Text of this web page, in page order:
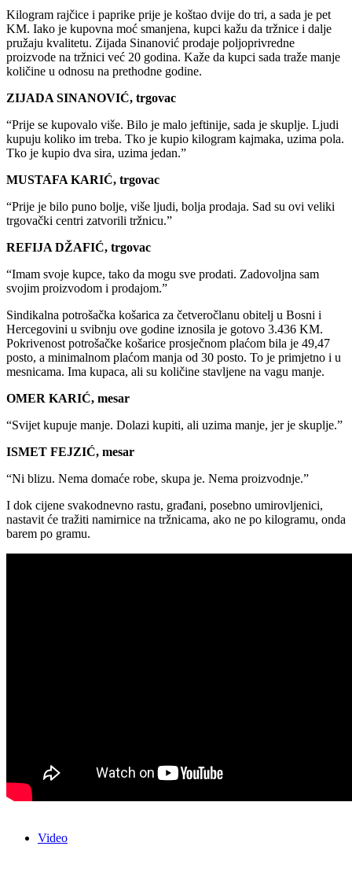
Kilogram rajčice i paprike prije je koštao dvije do tri, a sada je pet
KM. Iako je kupovna moć smanjena, kupci kažu da tržnice i dalje
pružaju kvalitetu. Zijada Sinanović prodaje poljoprivredne
proizvode na tržnici već 20 godina. Kaže da kupci sada traže manje
količine u odnosu na prethodne godine.
ZIJADA SINANOVIĆ, trgovac
“Prije se kupovalo više. Bilo je malo jeftinije, sada je skuplje. Ljudi
kupuju koliko im treba. Tko je kupio kilogram kajmaka, uzima pola.
Tko je kupio dva sira, uzima jedan.”
MUSTAFA KARIĆ, trgovac
“Prije je bilo puno bolje, više ljudi, bolja prodaja. Sad su ovi veliki
trgovački centri zatvorili tržnicu.”
REFIJA DŽAFIĆ, trgovac
“Imam svoje kupce, tako da mogu sve prodati. Zadovoljna sam
svojim proizvodom i prodajom.”
Sindikalna potrošačka košarica za četveročlanu obitelj u Bosni i
Hercegovini u svibnju ove godine iznosila je gotovo 3.436 KM.
Pokrivenost potrošačke košarice prosječnom plaćom bila je 49,47
posto, a minimalnom plaćom manja od 30 posto. To je primjetno i u
mesnicama. Ima kupaca, ali su količine stavljene na vagu manje.
OMER KARIĆ, mesar
“Svijet kupuje manje. Dolazi kupiti, ali uzima manje, jer je skuplje.”
ISMET FEJZIĆ, mesar
“Ni blizu. Nema domaće robe, skupa je. Nema proizvodnje.”
I dok cijene svakodnevno rastu, građani, posebno umirovljenici,
nastavit će tražiti namirnice na tržnicama, ako ne po kilogramu, onda
barem po gramu.
Video